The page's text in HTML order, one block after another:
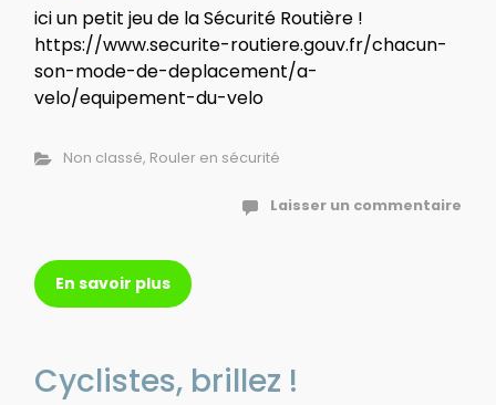
ici un petit jeu de la Sécurité Routière !
https://www.securite-routiere.gouv.fr/chacun-
son-mode-de-deplacement/a-
velo/equipement-du-velo
Non classé, Rouler en sécurité
Laisser un commentaire
En savoir plus
Cyclistes, brillez !